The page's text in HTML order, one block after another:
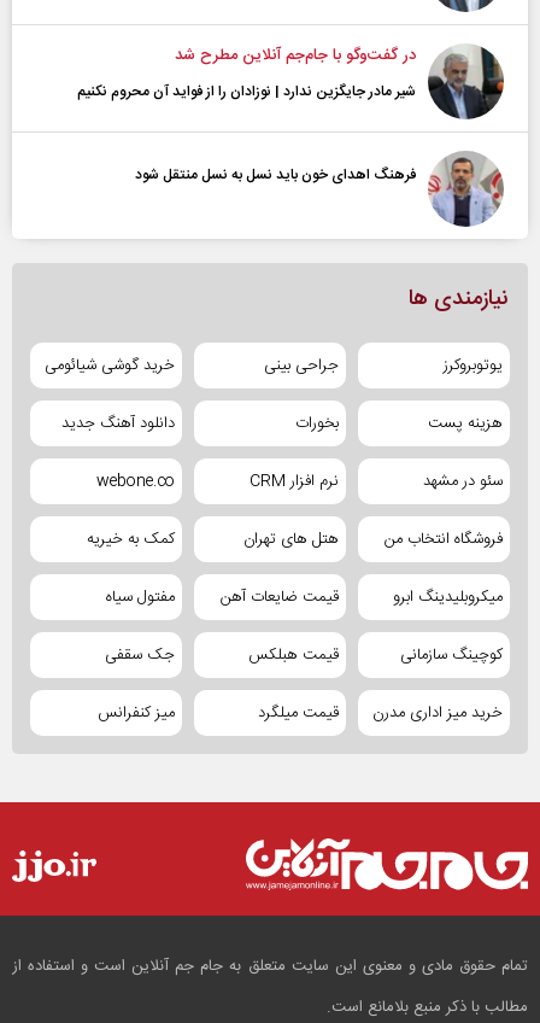
در گفت‌و‌گو با جام‌جم آنلاین مطرح شد
شیر مادر جایگزین ندارد | نوزادان را از فواید آن محروم نکنیم
فرهنگ اهدای خون باید نسل به نسل منتقل شود
نیازمندی ها
یوتوبروکرز جراحی بینی خرید گوشی شیائومی
هزینه پست بخورات دانلود آهنگ جدید
سئو در مشهد نرم افزار CRM webone.co
فروشگاه انتخاب من هتل های تهران کمک به خیریه
میکروبلیدینگ ابرو قیمت ضایعات آهن مفتول سیاه
کوچینگ سازمانی قیمت هبلکس جک سقفی
خرید میز اداری مدرن قیمت میلگرد میز کنفرانس
تمام حقوق مادی و معنوی این سایت متعلق به جام جم آنلاین است و استفاده از
مطالب با ذکر منبع بلامانع است.